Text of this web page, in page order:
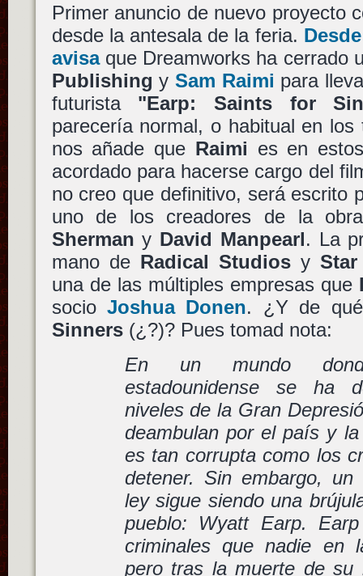
Primer anuncio de nuevo proyecto
desde la antesala de la feria.
avisaque Dreamworks ha cerrado
Publishing y Sam Raimi para
futurista "Earp: Saints for
parecería normal, o habitual en
nos añade que Raimi es en
acordado para hacerse cargo del
no creo que definitivo, será escrito
uno de los creadores de la
Sherman y David Manpearl. La
mano de Radical Studiosy
una de las múltiples empresas que
socio Joshua Donen. ¿Y de
Sinners(¿?)? Pues tomad nota:
En un mundo
estadounidense se ha
niveles de la Gran
deambulan por el país y
es tan corrupta como los
detener. Sin embargo,
ley sigue siendo una
pueblo: Wyatt Earp.
criminales que nadie en
pero tras la muerte de su